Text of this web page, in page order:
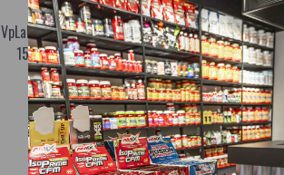
VpLab Beauty kolagēna peptīdi
150 g. (exp. 2026-11-30)
18,95€ 13,99€
Prekė sandėlyje
IELIKT GROZĀ